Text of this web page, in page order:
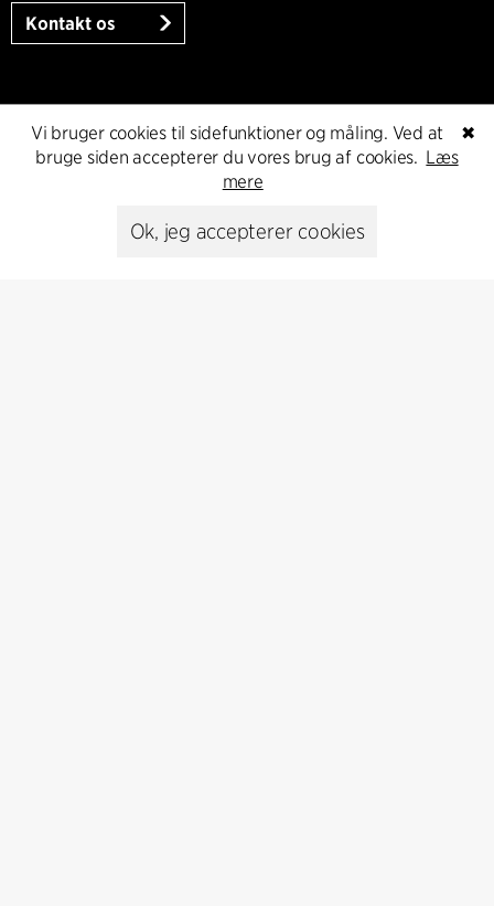
Kontakt os
Presse
T +45 6193 6857
✖
Vi bruger cookies til sidefunktioner og måling. Ved at
bruge siden accepterer du vores brug af cookies. Læs
mere
Ok, jeg accepterer cookies